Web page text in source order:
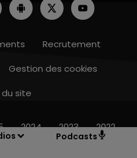
Podcasts
Recrutement
Gestion des cookies
du site
2024 2023 2022